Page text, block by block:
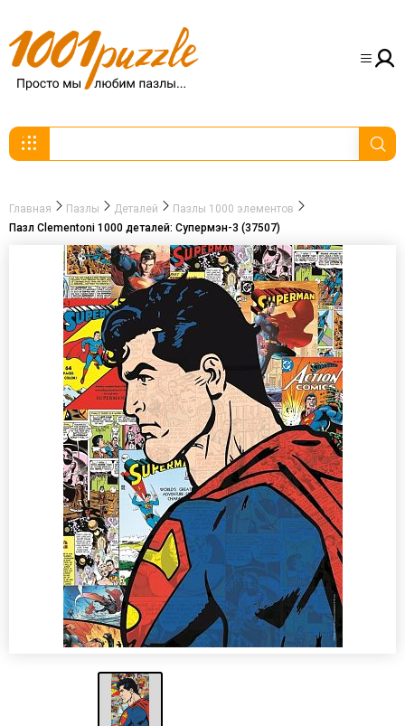
Главная Пазлы Деталей
Пазлы 1000 элементов
Пазл Clementoni 1000 деталей: Супермэн-3 (37507)